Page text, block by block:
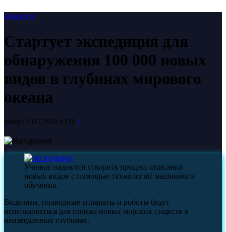
Новости
Стартует экспедиция для
обнаружения 100 000 новых
видов в глубинах мирового
океана
today13.05.2024 120
Ученые надеются ускорить процесс описания
новых видов с помощью технологий машинного
обучения.
Водолазы, подводные аппараты и роботы будут
использоваться для поиска новых морских существ в
неизведанных глубинах.